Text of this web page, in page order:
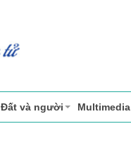
Đất và người Multimedia